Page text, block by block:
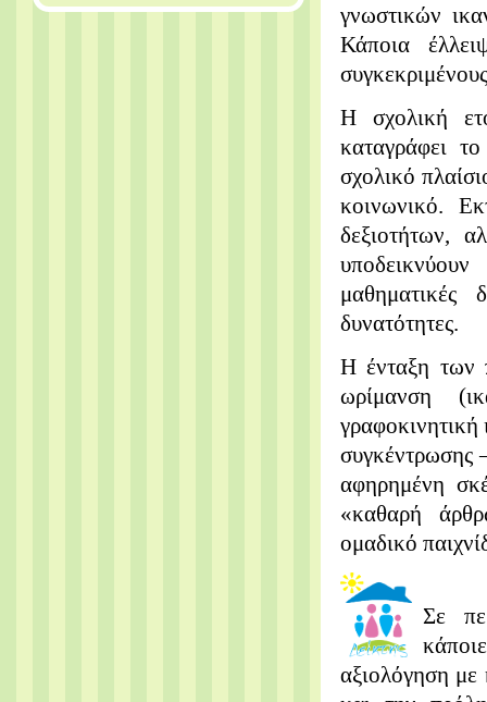
γνωστικών
Κάποια
Η σχολική
καταγράφει
σχολικό
κοινωνικό.
δεξιοτήτων,
μαθηματικές
δυνατότητες.
Η ένταξη των
ωρίμανση
γραφοκινητική
συγκέντρωσης
αφηρημένη
«καθαρή
ομαδικό
Σε
αξιολόγηση με